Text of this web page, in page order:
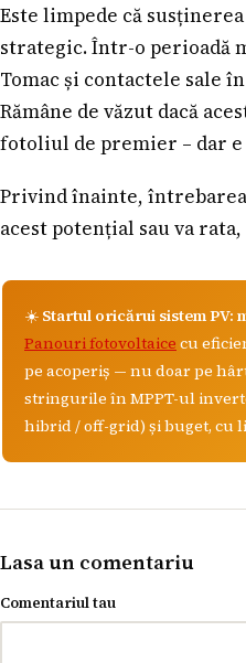
Este limpede că
strategic. Într-o perioadă
Tomac și contactele sale
Rămâne de văzut dacă
fotoliul de premier – dar e
Privind înainte, întrebarea
acest potențial sau va
☀️ Startul oricărui sistem PV:
Panouri fotovoltaice cu
pe acoperiș — nu doar pe
stringurile în MPPT-ul
hibrid / off-grid) și buget, cu
Lasa un comentariu
Comentariul tau